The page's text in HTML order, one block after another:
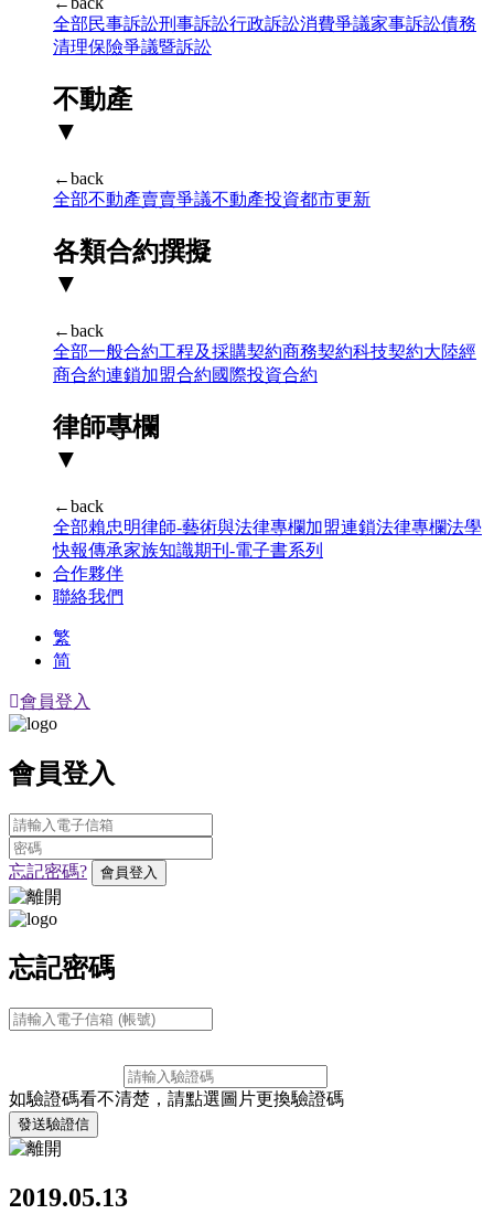
全部民事訴訟刑事訴訟行政訴訟消費爭議家事訴訟債務
清理保險爭議暨訴訟
不動產
▼
←back
全部不動產賣賣爭議不動產投資都市更新
各類合約撰擬
▼
←back
全部一般合約工程及採購契約商務契約科技契約大陸經
商合約連鎖加盟合約國際投資合約
律師專欄
▼
←back
全部賴忠明律師-藝術與法律專欄加盟連鎖法律專欄法學
快報傳承家族知識期刊-電子書系列
合作夥伴
聯絡我們
繁
简
會員登入
會員登入
忘記密碼? 會員登入
忘記密碼
如驗證碼看不清楚，請點選圖片更換驗證碼
發送驗證信
2019.05.13